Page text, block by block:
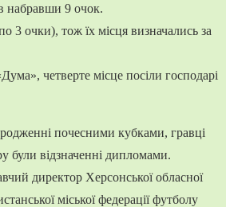
набравши 9 очок.
3 очки), тож їх місця визначались за
четверте місце посіли господарі
почесними кубками, гравці
були відзначенні дипломами.
директор Херсонської обласної
міської федерації футболу